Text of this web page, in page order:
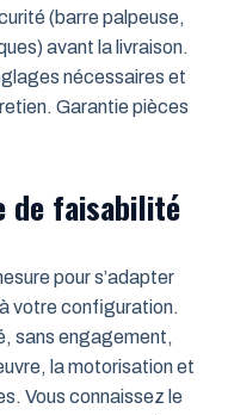
(barre palpeuse,
avant la livraison.
nécessaires et
Garantie pièces
de faisabilité
pour s’adapter
votre configuration.
sans engagement,
la motorisation et
Vous connaissez le